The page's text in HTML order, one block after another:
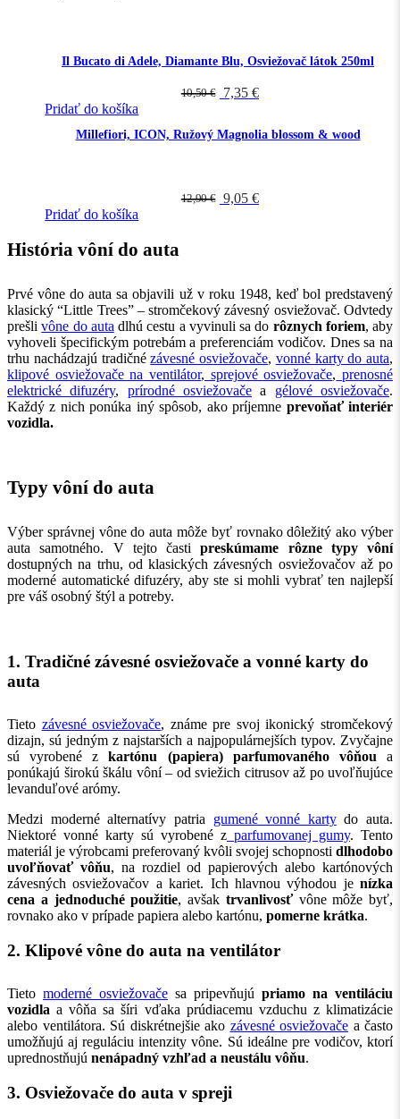
Il Bucato di Adele, Diamante Blu, Osviežovač látok 250ml
10,50€ 7,35 €
Pridať do košíka
Millefiori, ICON, Ružový Magnolia blossom & wood
12,90€ 9,05 €
Pridať do košíka
História vôní do auta
Prvé vône do auta sa objavili už v roku 1948, keď bol predstavený
klasický “Little Trees” – stromčekový závesný osviežovač. Odvtedy
prešlivône do auta dlhú cestu a vyvinuli sa do rôznych foriem, aby
vyhoveli špecifickým potrebám a preferenciám vodičov. Dnes sa na
trhu nachádzajú tradičnézávesné osviežovače, vonné karty do auta,
klipové osviežovače na ventilátor, sprejové osviežovače, prenosné
elektrické difuzéry, prírodné osviežovače a gélové osviežovače.
Každý z nich ponúka iný spôsob, ako príjemne prevoňať interiér
vozidla.
Typy vôní do auta
Výber správnej vône do auta môže byť rovnako dôležitý ako výber
auta samotného. V tejto časti preskúmame rôzne typy vôní
dostupných na trhu, od klasických závesných osviežovačov až po
moderné automatické difuzéry, aby ste si mohli vybrať ten najlepší
pre váš osobný štýl a potreby.
1. Tradičné závesné osviežovače a vonné karty do
auta
Tieto závesné osviežovače, známe pre svoj ikonický stromčekový
dizajn, sú jedným z najstarších a najpopulárnejších typov. Zvyčajne
sú vyrobené zkartónu (papiera) parfumovaného vôňou a
ponúkajú širokú škálu vôní – od sviežich citrusov až po uvoľňujúce
levanduľové arómy.
Medzi moderné alternatívy patria gumené vonné kartydo auta.
Niektoré vonné karty sú vyrobené z parfumovanej gumy. Tento
materiál je výrobcami preferovaný kvôli svojej schopnosti dlhodobo
uvoľňovať vôňu, na rozdiel od papierových alebo kartónových
závesných osviežovačov a kariet. Ich hlavnou výhodou je nízka
cena a jednoduché použitie, avšak trvanlivosťvône môže byť,
rovnako ako v prípade papiera alebo kartónu, pomerne krátka.
2. Klipové vône do auta na ventilátor
Tieto moderné osviežovače sa pripevňujú priamo na ventiláciu
vozidla a vôňa sa šíri vďaka prúdiacemu vzduchu z klimatizácie
alebo ventilátora. Sú diskrétnejšie ako závesné osviežovače a často
umožňujú aj reguláciu intenzity vône. Sú ideálne pre vodičov, ktorí
uprednostňujú nenápadný vzhľad a neustálu vôňu.
3. Osviežovače do auta v spreji